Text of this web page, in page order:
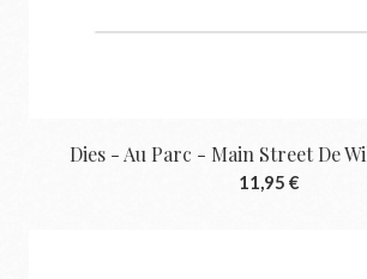
Dies - Au Parc - Main Street De
11,95 €